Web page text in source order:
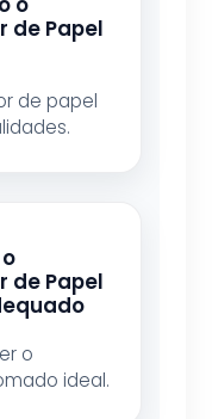
de Papel
de papel
de Papel
o
ideal.